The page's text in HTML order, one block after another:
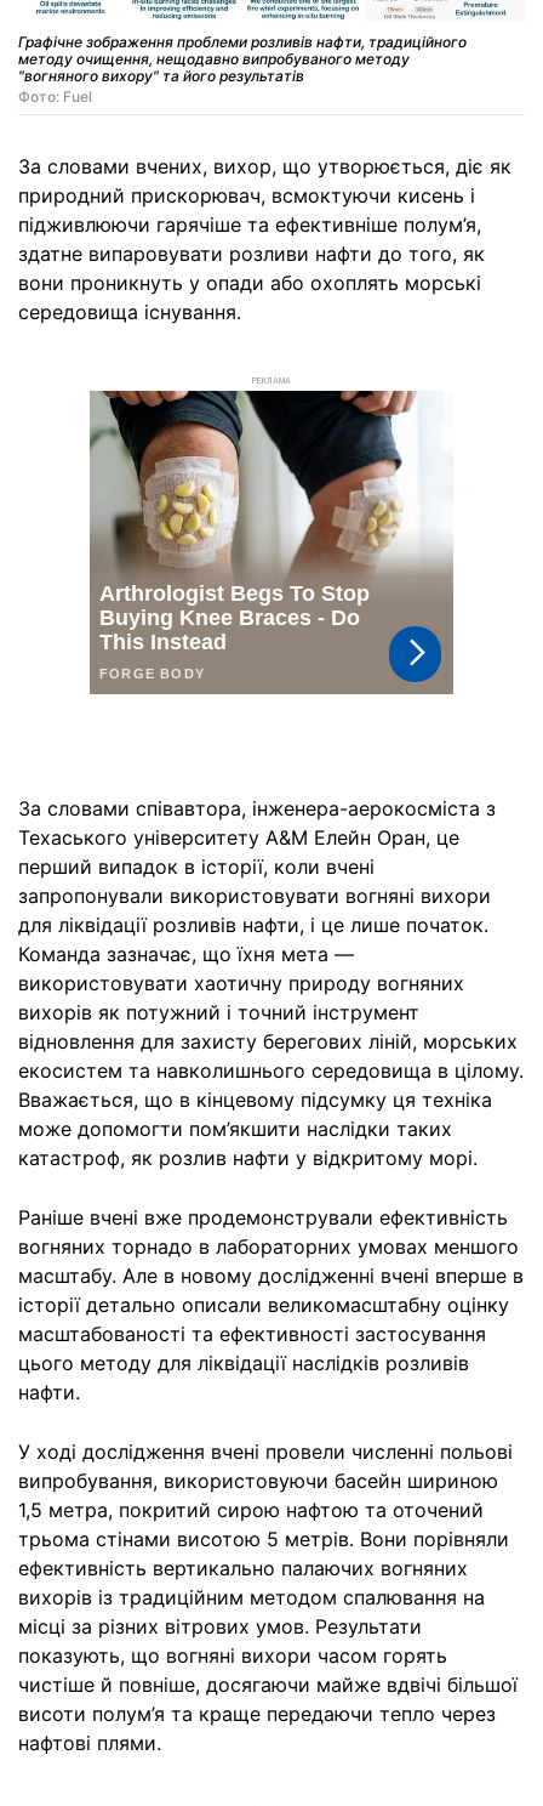
Графічне зображення проблеми розливів нафти, традиційного
методу очищення, нещодавно випробуваного методу
"вогняного вихору" та його результатів
Фото: Fuel
За словами вчених, вихор, що утворюється, діє як
природний прискорювач, всмоктуючи кисень і
підживлюючи гарячіше та ефективніше полум’я,
здатне випаровувати розливи нафти до того, як
вони проникнуть у опади або охоплять морські
середовища існування.
РЕКЛАМА
За словами співавтора, інженера-аерокосміста з
Техаського університету A&M Елейн Оран, це
перший випадок в історії, коли вчені
запропонували використовувати вогняні вихори
для ліквідації розливів нафти, і це лише початок.
Команда зазначає, що їхня мета —
використовувати хаотичну природу вогняних
вихорів як потужний і точний інструмент
відновлення для захисту берегових ліній, морських
екосистем та навколишнього середовища в цілому.
Вважається, що в кінцевому підсумку ця техніка
може допомогти пом’якшити наслідки таких
катастроф, як розлив нафти у відкритому морі.
Раніше вчені вже продемонстрували ефективність
вогняних торнадо в лабораторних умовах меншого
масштабу. Але в новому дослідженні вчені вперше в
історії детально описали великомасштабну оцінку
масштабованості та ефективності застосування
цього методу для ліквідації наслідків розливів
нафти.
У ході дослідження вчені провели численні польові
випробування, використовуючи басейн шириною
1,5 метра, покритий сирою нафтою та оточений
трьома стінами висотою 5 метрів. Вони порівняли
ефективність вертикально палаючих вогняних
вихорів із традиційним методом спалювання на
місці за різних вітрових умов. Результати
показують, що вогняні вихори часом горять
чистіше й повніше, досягаючи майже вдвічі більшої
висоти полум’я та краще передаючи тепло через
нафтові плями.